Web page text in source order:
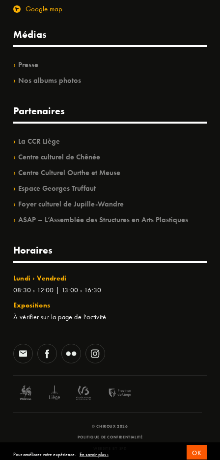
Google map
Médias
Presse
Nos albums photos
Partenaires
La CCR Liège
Centre culturel de Chênée
Centre Culturel Ourthe et Meuse
Espace Georges Truffaut
Foyer culturel de Jupille-Wandre
ASAP – L’Assemblée des Structures en Arts Plastiques
Horaires
Lundi › Vendredi
08:30 › 12:00 | 13:00 › 16:30
Expositions
À vérifier sur la page de l'activité
© CHIROUX 2026
POLITIQUE DE CONFIDENTIALITÉ
Pour améliorer votre expérience. En savoir plus › OK